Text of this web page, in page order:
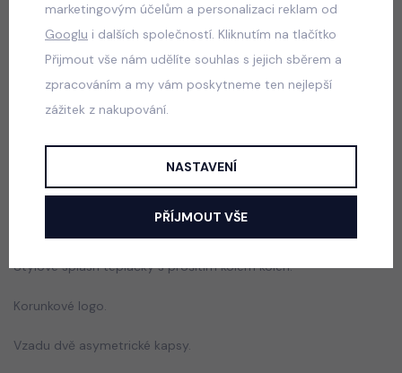
Popis Jak vybrat správnou velikost?
Stylové splash tepláčky s prošitím kolem kolen.
Korunkové logo.
Vzadu dvě asymetrické kapsy.
marketingovým účelům a personalizaci reklam od
Googlu i dalších společností. Kliknutím na tlačítko
Přijmout vše nám udělíte souhlas s jejich sběrem a
zpracováním a my vám poskytneme ten nejlepší
zážitek z nakupování.
NASTAVENÍ
PŘÍJMOUT VŠE